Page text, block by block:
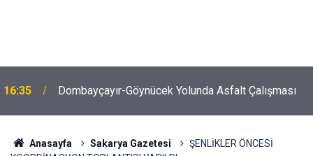
16:35 Dombayçayır-Göynücek Yolunda Asfalt Çalışması
Anasayfa Sakarya Gazetesi
ŞENLİKLER ÖNCESİ